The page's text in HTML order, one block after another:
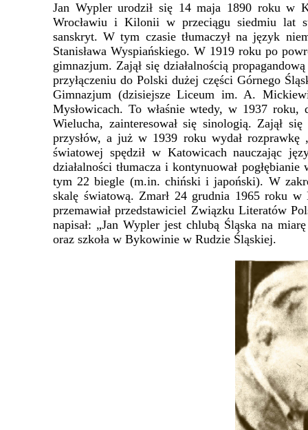
Jan Wypler urodził się 14 maja 1890 roku w
Wrocławiu i Kilonii w przeciągu siedmiu lat
sanskryt. W tym czasie tłumaczył na język
Stanisława Wyspiańskiego. W 1919 roku po
gimnazjum. Zajął się działalnością
przyłączeniu do Polski dużej części Górnego
Gimnazjum (dzisiejsze Liceum im. A.
Mysłowicach. To właśnie wtedy, w 1937
Wielucha, zainteresował się sinologią. Zajął
przysłów, a już w 1939 roku wydał
światowej spędził w Katowicach nauczając
działalności tłumacza i kontynuował
tym 22 biegle (m.in. chiński i japoński). W
skalę światową. Zmarł 24 grudnia 1965 roku
przemawiał przedstawiciel Związku Literatów
napisał: „Jan Wypler jest chlubą Śląska na
oraz szkoła w Bykowinie w Rudzie Śląskiej.